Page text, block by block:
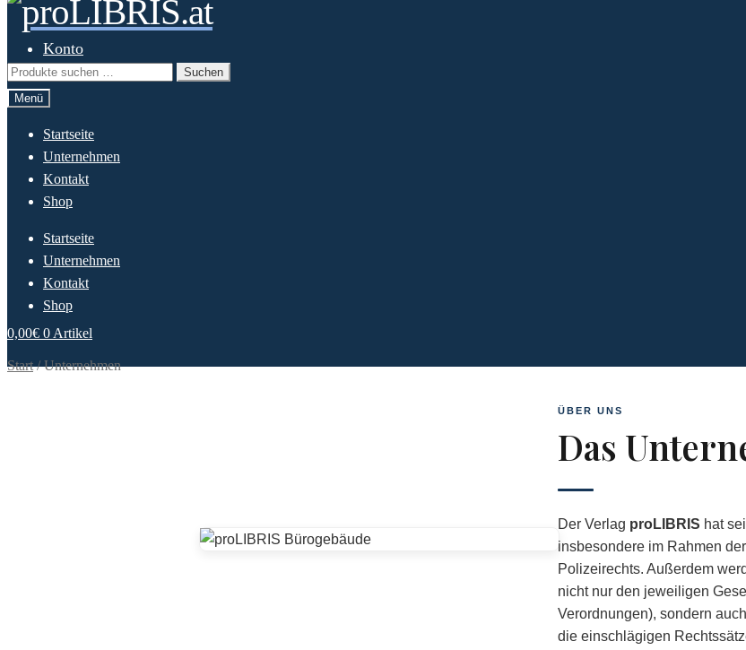
Zur
Navigation
springen
Springe
zum
Inhalt
Konto
Suchen
nach:
Suchen
Menü
Startseite
Unternehmen
Kontakt
Shop
Startseite
Unternehmen
Kontakt
Shop
0,00€ 0 Artikel
Start/Unternehmen
ÜBER UNS
Das
Der Verlag proLIBRIS hat
insbesondere im Rahmen
Polizeirechts. Außerdem
nicht nur den jeweiligen
Verordnungen), sondern
die einschlägigen